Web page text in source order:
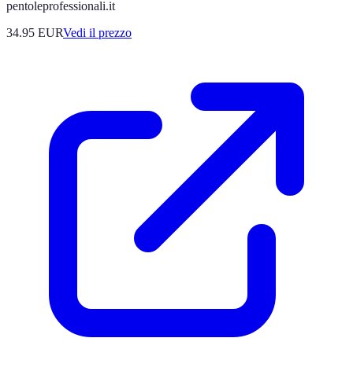
pentoleprofessionali.it
34.95 EURVedi il prezzo